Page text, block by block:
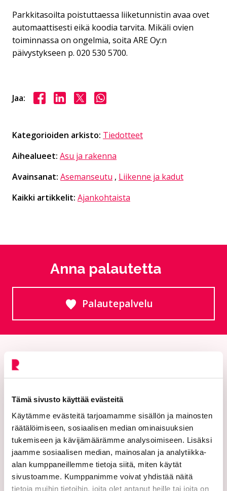
Tämä sivusto käyttää evästeitä
Käytämme evästeitä tarjoamamme sisällön ja mainosten
räätälöimiseen, sosiaalisen median ominaisuuksien
tukemiseen ja kävijämäärämme analysoimiseen. Lisäksi
jaamme sosiaalisen median, mainosalan ja analytiikka-
alan kumppaneillemme tietoja siitä, miten käytät
sivustoamme. Kumppanimme voivat yhdistää näitä
tietoja muihin tietoihin, joita olet antanut heille tai joita on
Parkkitasoilta poistuttaessa liiketunnistin avaa ovet
automaattisesti eikä koodia tarvita. Mikäli ovien
toiminnassa on ongelmia, soita ARE Oy:n
päivystykseen p. 020 530 5700.
Jaa: Jaa Facebookissa
Jaa LinkedInissä
Jaa X:ssäJaa WhasAppissa
Kategorioiden arkisto: Tiedotteet
Aihealueet: Asu ja rakenna
Avainsanat: Asemanseutu , Liikenne ja kadut
Kaikki artikkelit: Ajankohtaista
Anna palautetta
Palautepalvelu
Siirtyy ulkoiselle
Riihimäen kaupunki
PL 125 (Eteläinen Asemakatu 2)
11101 Riihimäki